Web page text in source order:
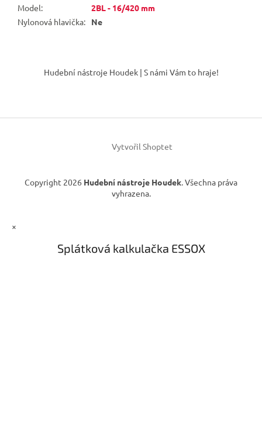
Model:
2BL - 16/420 mm
Nylonová hlavička: Ne
í
Hudební nástroje Houdek | S námi Vám to hraje!
Vytvořil Shoptet
Copyright 2026 Hudební nástroje Houdek. Všechna práva
vyhrazena.
×
Splátková kalkulačka ESSOX